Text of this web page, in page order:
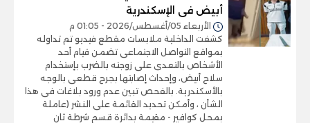
أبيض فى الإسكندرية
الأربعاء 05/أغسطس/2026 - 01:05 م
كشفت الداخلية ملابسات مقطع فيديو تم تداوله
بمواقع التواصل الاجتماعى تضمن قيام أحد
الأشخاص بالتعدى على زوجته بالضرب بإستخدام
سلاح أبيض، وإحداث إصابتها بجرح قطعى بالوجه
بالأسكندرية. بالفحص تبين عدم ورود بلاغات فى هذا
الشأن ، وأمكن تحديد القائمة على النشر (عاملة
بمحل كوافير - مقيمة بدائرة قسم شرطة ثان